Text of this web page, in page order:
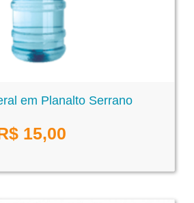
em Planalto Serrano
15,00